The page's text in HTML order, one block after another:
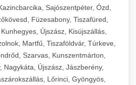
Sajószentpéter, Ózd,
Füzesabony, Tiszafüred,
Újszász, Kisújszállás,
Martfű, Tiszaföldvár, Túrkeve,
Szarvas, Kunszentmárton,
Nagykáta, Újszász, Jászberény,
Lőrinci, Gyöngyös,